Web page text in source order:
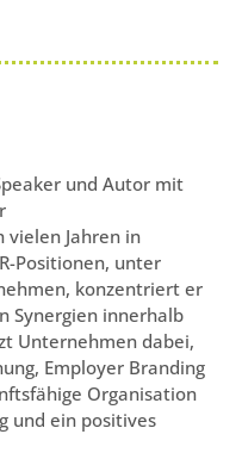
und Autor mit
vielen Jahren in
Positionen, unter
konzentriert er
Synergien innerhalb
Unternehmen dabei,
Employer Branding
Organisation
und ein positives